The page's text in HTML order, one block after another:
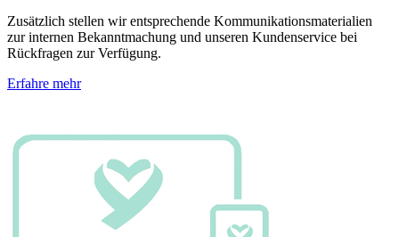
Zusätzlich stellen wir entsprechende Kommunikationsmaterialien
zur internen Bekanntmachung und unseren Kundenservice bei
Rückfragen zur Verfügung.
Erfahre mehr